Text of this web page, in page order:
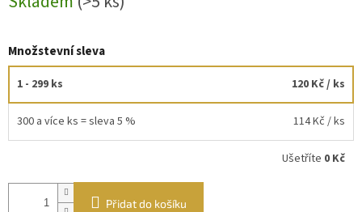
cena:
Množstevní sleva
1 - 299 ks 120 Kč/ ks
300 a více ks = sleva 5 % 114 Kč / ks
Ušetříte 0 Kč
Přidat do košíku